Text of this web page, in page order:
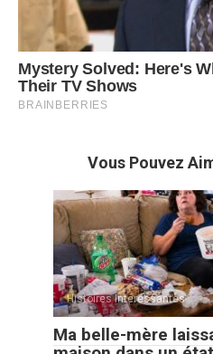
Vous Pouvez
Histoires Intéressantes
Ma belle-mère